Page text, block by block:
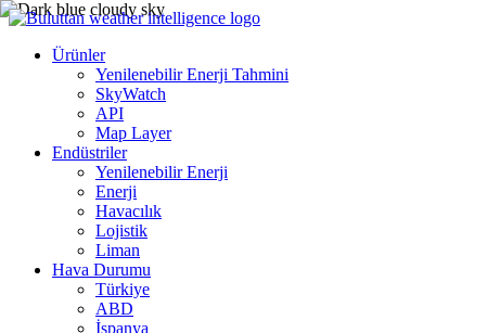
Ürünler
Yenilenebilir Enerji Tahmini
SkyWatch
API
Map Layer
Endüstriler
Yenilenebilir Enerji
Enerji
Havacılık
Lojistik
Liman
Hava Durumu
Türkiye
ABD
İspanya